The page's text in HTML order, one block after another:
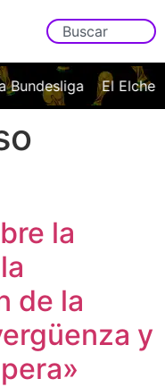
El Elche
la
de la
y